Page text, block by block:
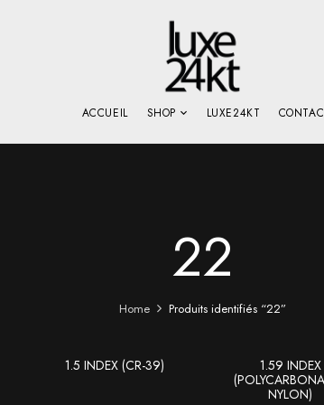
ACCUEIL SHOP LUXE24KT
22
Home Produits identifiés “22”
1.5 INDEX (CR-39)
1.59 INDEX
NYLON)